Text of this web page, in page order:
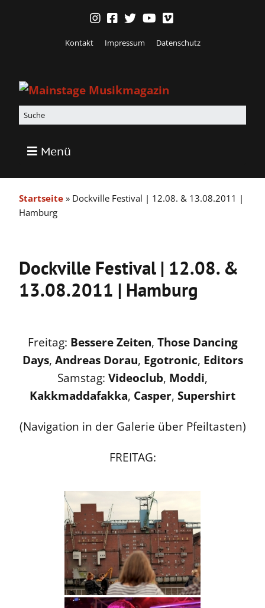
Kontakt Impressum Datenschutz
Menü
Startseite » Dockville Festival | 12.08. & 13.08.2011 |
Hamburg
Dockville Festival | 12.08. &
13.08.2011 | Hamburg
Freitag: Bessere Zeiten, Those Dancing
Days, Andreas Dorau, Egotronic, Editors
Samstag: Videoclub, Moddi,
Kakkmaddafakka, Casper, Supershirt
(Navigation in der Galerie über Pfeiltasten)
FREITAG: